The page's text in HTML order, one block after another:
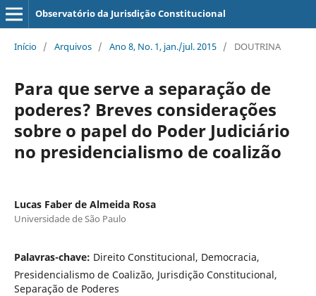
Observatório da Jurisdição Constitucional
Início / Arquivos / Ano 8, No. 1, jan./jul. 2015 / DOUTRINA
Para que serve a separação de
poderes? Breves considerações
sobre o papel do Poder Judiciário
no presidencialismo de coalizão
Lucas Faber de Almeida Rosa
Universidade de São Paulo
Palavras-chave: Direito Constitucional, Democracia,
Presidencialismo de Coalizão, Jurisdição Constitucional,
Separação de Poderes